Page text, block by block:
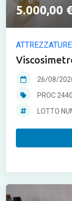
5.000,00
instruments
26/08/
PROC
LOTTO